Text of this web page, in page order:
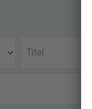
Titel